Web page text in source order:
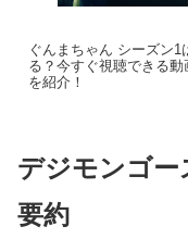
ぐんまちゃん シーズン1
る？今すぐ視聴できる動
を紹介！
デジモンゴー
要約